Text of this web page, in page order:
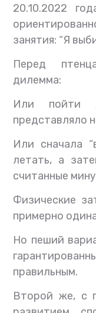
20.10.2022
занятия: “Я
Перед
дилемма:
Или пойти
представляло
Или сначала
летать, а
считанные
Физические
примерно
Но пеший
правильным.
Второй же, с